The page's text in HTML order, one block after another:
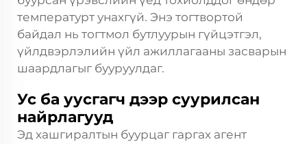
температурт унахгүй. Энэ тогтвортой
байдал нь тогтмол бутлуурын гүйцэтгэл,
үйлдвэрлэлийн үйл ажиллагааны засварын
шаардлагыг бууруулдаг.
Ус ба уусгагч дээр суурилсан
найрлагууд
Эд хашгиралтын буурцаг гаргах агент